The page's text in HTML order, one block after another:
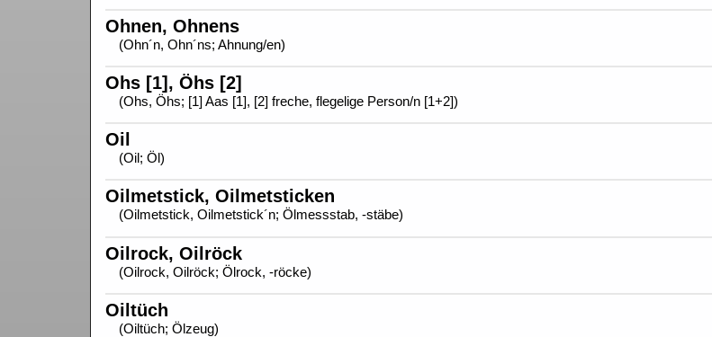
Ohnen, Ohnens
(Ohn´n, Ohn´ns; Ahnung/en)
Ohs [1], Öhs [2]
(Ohs, Öhs; [1] Aas [1], [2] freche, flegelige Person/n [1+2])
Oil
(Oil; Öl)
Oilmetstick, Oilmetsticken
(Oilmetstick, Oilmetstick´n; Ölmessstab, -stäbe)
Oilrock, Oilröck
(Oilrock, Oilröck; Ölrock, -röcke)
Oiltüch
(Oiltüch; Ölzeug)